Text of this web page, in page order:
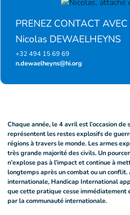
PRENEZ CONTACT AVEC
Nicolas DEWAELHEYNS
+32 494 15 69 69
n.dewaelheyns@hi.org
Chaque année, le 4 avril est l’occasion
représentent les restes explosifs de
régions à travers le monde. Les armes
très grande majorité des civils. Un
n’explose pas à l’impact et continue à
longtemps après un combat ou un conflit.
internationale, Handicap International
que cette pratique cesse immédiatement
par la communauté internationale.